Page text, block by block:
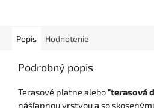
Popis Hodnotenie
Podrobný popis
Terasové platne alebo"terasová
nášľapnou vrstvou a so